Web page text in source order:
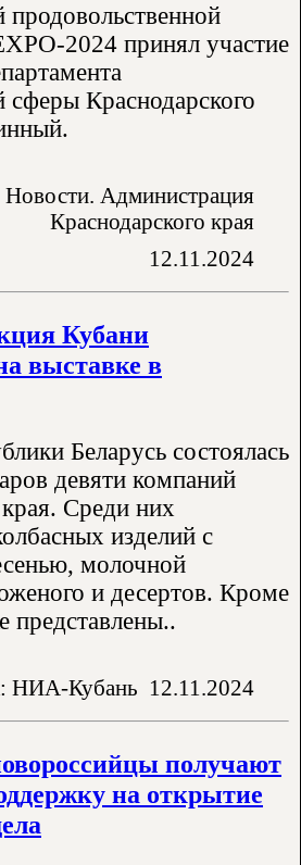
2024 принял участие
сферы Краснодарского
Администрация
Краснодарского края
12.11.2024
Кубани
выставке в
Беларусь состоялась
девяти компаний
Среди них
изделий с
молочной
и десертов. Кроме
представлены..
НИА-Кубань 12.11.2024
получают
на открытие